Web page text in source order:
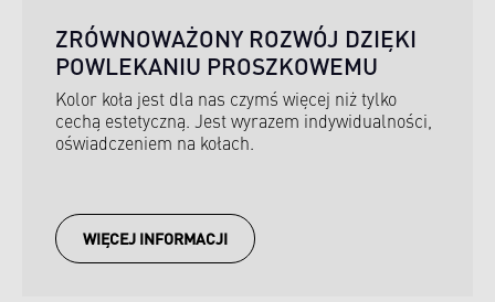
ZRÓWNOWAŻONY ROZWÓJ DZIĘKI
POWLEKANIU PROSZKOWEMU
Kolor koła jest dla nas czymś więcej niż tylko
cechą estetyczną. Jest wyrazem indywidualności,
oświadczeniem na kołach.
WIĘCEJ INFORMACJI